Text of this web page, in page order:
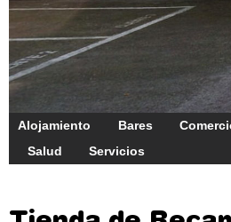
Alojamiento Bares
Salud
Servicios